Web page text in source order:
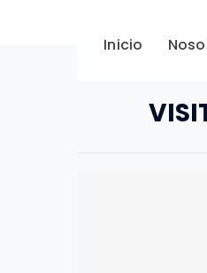
Inicio